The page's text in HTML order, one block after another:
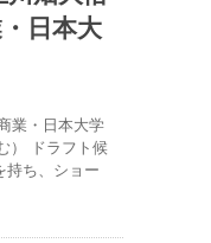
日本大
業・日本大学
） ドラフト候
持ち、ショー